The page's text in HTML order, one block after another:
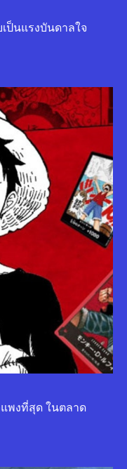
ป็นแรงบันดาลใจ
พงที่สุด ในตลาด